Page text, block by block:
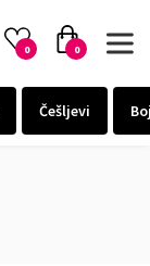
0 0
Češljevi